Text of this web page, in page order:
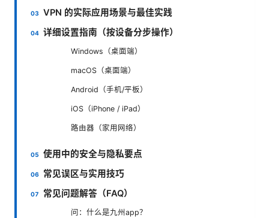
VPN 的实际应用场景与最佳实践
详细设置指南（按设备分步操作）
Windows（桌面端）
macOS（桌面端）
Android（手机/平板）
iOS（iPhone / iPad）
路由器（家用网络）
使用中的安全与隐私要点
常见误区与实用技巧
常见问题解答（FAQ）
问：什么是九州app？